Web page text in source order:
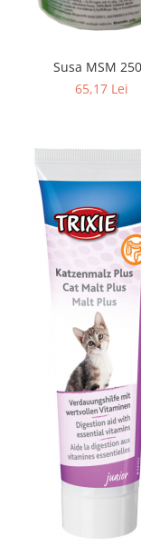
Accesorii Auto &
Botnițe
Identificare
Susa MSM
65,17 Lei